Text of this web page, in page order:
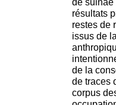
résultats
restes de
issus de
de la
de traces
corpus